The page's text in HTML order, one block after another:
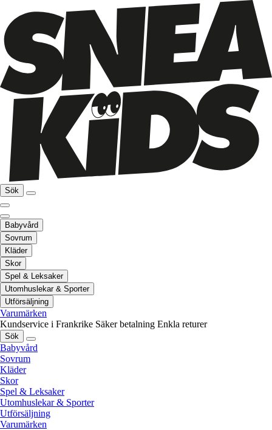
Sök
Babyvård
Sovrum
Kläder
Skor
Spel & Leksaker
Utomhuslekar & Sporter
Utförsäljning
Varumärken
Kundservice i Frankrike Säker betalning Enkla returer
Sök
Babyvård
Sovrum
Kläder
Skor
Spel & Leksaker
Utomhuslekar & Sporter
Utförsäljning
Varumärken